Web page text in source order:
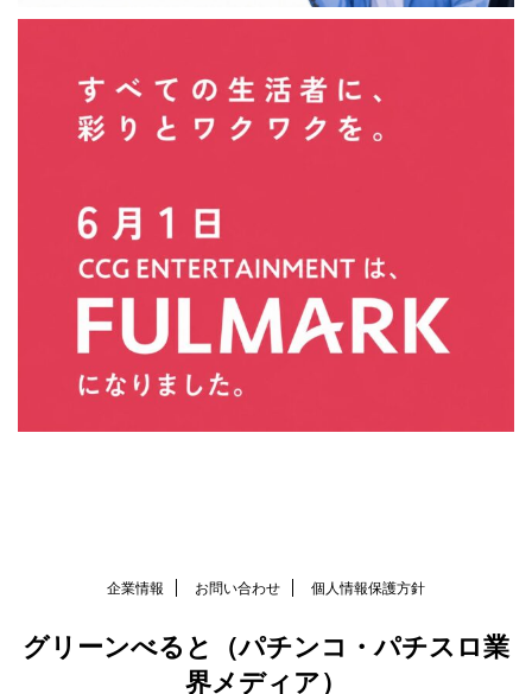
企業情報 お問い合わせ 個人情報保護方針
グリーンべると（パチンコ・パチスロ業
界メディア）